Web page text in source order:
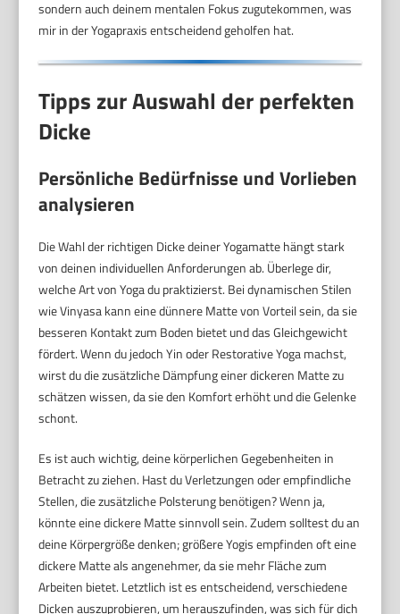
sondern auch deinem mentalen Fokus zugutekommen, was
mir in der Yogapraxis entscheidend geholfen hat.
Tipps zur Auswahl der perfekten
Dicke
Persönliche Bedürfnisse und Vorlieben
analysieren
Die Wahl der richtigen Dicke deiner Yogamatte hängt stark
von deinen individuellen Anforderungen ab. Überlege dir,
welche Art von Yoga du praktizierst. Bei dynamischen Stilen
wie Vinyasa kann eine dünnere Matte von Vorteil sein, da sie
besseren Kontakt zum Boden bietet und das Gleichgewicht
fördert. Wenn du jedoch Yin oder Restorative Yoga machst,
wirst du die zusätzliche Dämpfung einer dickeren Matte zu
schätzen wissen, da sie den Komfort erhöht und die Gelenke
schont.
Es ist auch wichtig, deine körperlichen Gegebenheiten in
Betracht zu ziehen. Hast du Verletzungen oder empfindliche
Stellen, die zusätzliche Polsterung benötigen? Wenn ja,
könnte eine dickere Matte sinnvoll sein. Zudem solltest du an
deine Körpergröße denken; größere Yogis empfinden oft eine
dickere Matte als angenehmer, da sie mehr Fläche zum
Arbeiten bietet. Letztlich ist es entscheidend, verschiedene
Dicken auszuprobieren, um herauszufinden, was sich für dich